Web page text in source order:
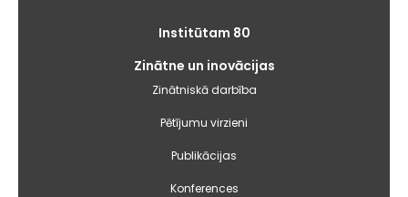
Institūtam 80
Zinātne un inovācijas
Zinātniskā darbība
Pētījumu virzieni
Publikācijas
Konferences